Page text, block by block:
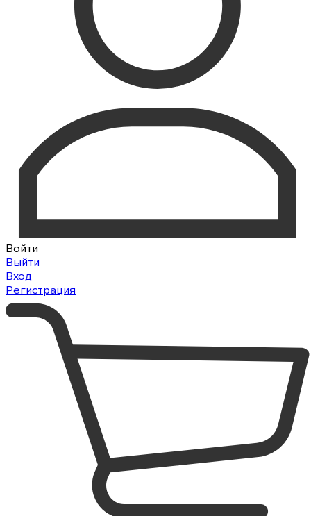
Войти
Выйти
Вход
Регистрация